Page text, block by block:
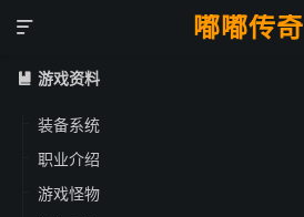
嘟嘟传奇

 游戏资料
装备系统
职业介绍
游戏怪物